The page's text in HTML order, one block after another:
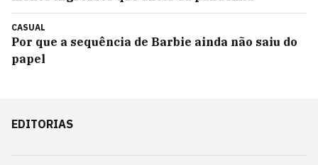
CASUAL
Por que a sequência de Barbie ainda não saiu do
papel
EDITORIAS